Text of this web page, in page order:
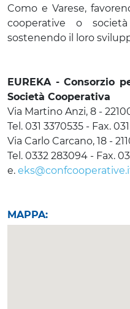
Como e Varese,
cooperative o
sostenendo il loro
EUREKA - Consorzio
Società Cooperativa
Via Martino Anzi, 8 -
Tel. 031 3370535 - Fax.
Via Carlo Carcano, 18 -
Tel. 0332 283094 - Fax.
e.
MAPPA: